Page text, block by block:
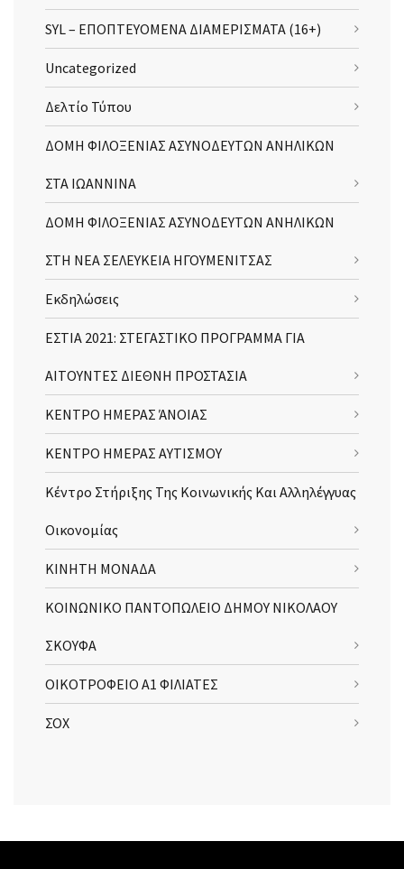
SYL – ΕΠΟΠΤΕΥΟΜΕΝΑ ΔΙΑΜΕΡΙΣΜΑΤΑ (16+)
Uncategorized
Δελτίο Τύπου
ΔΟΜΗ ΦΙΛΟΞΕΝΙΑΣ ΑΣΥΝΟΔΕΥΤΩΝ ΑΝΗΛΙΚΩΝ
ΣΤΑ ΙΩΑΝΝΙΝΑ
ΔΟΜΗ ΦΙΛΟΞΕΝΙΑΣ ΑΣΥΝΟΔΕΥΤΩΝ ΑΝΗΛΙΚΩΝ
ΣΤΗ ΝΕΑ ΣΕΛΕΥΚΕΙΑ ΗΓΟΥΜΕΝΙΤΣΑΣ
Εκδηλώσεις
ΕΣΤΙΑ 2021: ΣΤΕΓΑΣΤΙΚΟ ΠΡΟΓΡΑΜΜΑ ΓΙΑ
ΑΙΤΟΥΝΤΕΣ ΔΙΕΘΝΗ ΠΡΟΣΤΑΣΙΑ
ΚΕΝΤΡΟ ΗΜΕΡΑΣ ΆΝΟΙΑΣ
ΚΕΝΤΡΟ ΗΜΕΡΑΣ ΑΥΤΙΣΜΟΥ
Κέντρο Στήριξης Της Κοινωνικής Και Αλληλέγγυας
Οικονομίας
ΚΙΝΗΤΗ ΜΟΝΑΔΑ
ΚΟΙΝΩΝΙΚΟ ΠΑΝΤΟΠΩΛΕΙΟ ΔΗΜΟΥ ΝΙΚΟΛΑΟΥ
ΣΚΟΥΦΑ
ΟΙΚΟΤΡΟΦΕΙΟ Α1 ΦΙΛΙΑΤΕΣ
ΣΟΧ